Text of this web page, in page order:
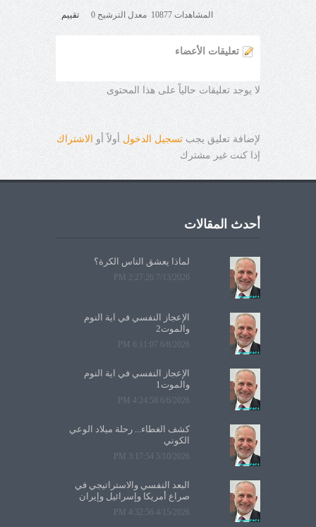
المشاهدات 10877 معدل الترشيح 0 تقييم
تعليقات الأعضاء
لا يوجد تعليقات حالياً على هذا المحتوى
لإضافة تعليق يجب تسجيل الدخول أولاً أو الاشتراك
إذا كنت غير مشترك
أحدث المقالات
لماذا يعشق الناس الكرة؟
7/13/2026 2:27:26 PM
الإعجاز النفسي في آية النوم
والموت2
6/8/2026 6:11:07 PM
الإعجاز النفسي في آية النوم
والموت1
6/6/2026 4:24:58 PM
كشف الغطاء... رحلة ميلاد الوعي
الكوني
5/10/2026 3:17:54 PM
البعد النفسي والاستراتيجي في
صراع أمريكا وإسرائيل وإيران
4/15/2026 4:32:56 PM